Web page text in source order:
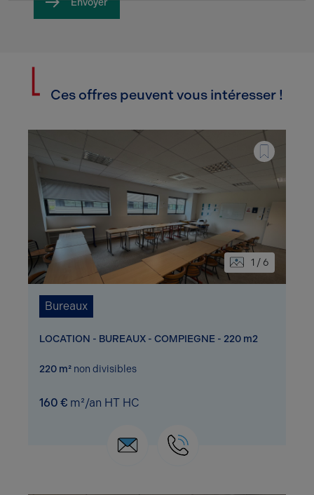
Ces offres peuvent vous intéresser !
1 / 6
Bureaux
LOCATION - BUREAUX - COMPIEGNE - 220 m2
220 m² non divisibles
160 € m²/an HT HC